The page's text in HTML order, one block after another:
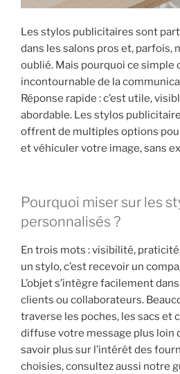
Les stylos publicitaires sont
dans les salons pros et, parfois,
oublié. Mais pourquoi ce
incontournable de la
Réponse rapide : c’est utile,
abordable. Les stylos
offrent de multiples options
et véhiculer votre image, sans
Pourquoi miser sur les
personnalisés ?
En trois mots : visibilité,
un stylo, c’est recevoir un
L’objet s’intègre facilement
clients ou collaborateurs.
traverse les poches, les sacs et
diffuse votre message plus loin
savoir plus sur l’intérêt des
choisies, consultez aussi notre